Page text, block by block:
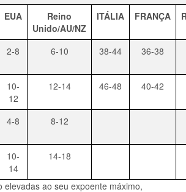
EUA
Reino
Unido/AU/NZ
ITÁLIA FRANÇA
2-8 6-10 38-44 36-38
10-
12
12-14 46-48 40-42
4-8 8-12
10-
14
14-18
elevadas ao seu expoente máximo,